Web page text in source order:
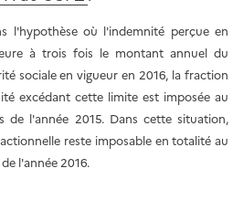
l'hypothèse où l'indemnité perçue en
à trois fois le montant annuel du
sociale en vigueur en 2016, la fraction
excédant cette limite est imposée au
de l'année 2015. Dans cette situation,
reste imposable en totalité au
l'année 2016.